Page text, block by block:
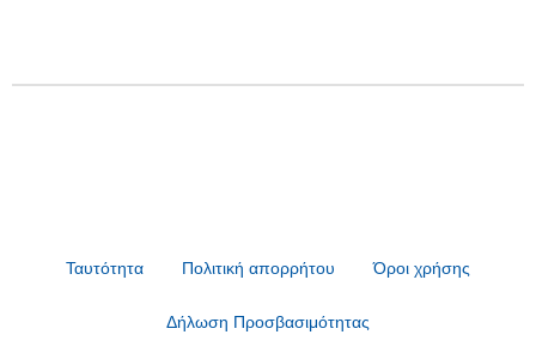
Ταυτότητα Πολιτική απορρήτου Όροι χρήσης
Δήλωση Προσβασιμότητας